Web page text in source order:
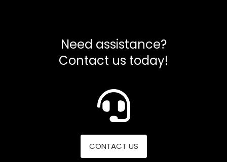
Need assistance?
Contact us today!
CONTACT US